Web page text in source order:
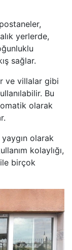
yerlerde,
sağlar.
ve villalar gibi
Bu
olarak
olarak
kolaylığı,
birçok